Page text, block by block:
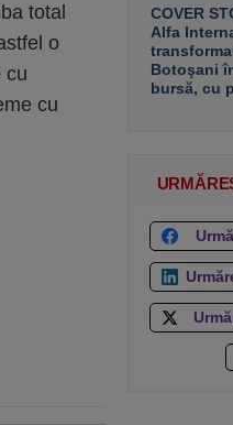
total
o
cu
cu
COVER
Alfa
Botoşani
bursă, cu